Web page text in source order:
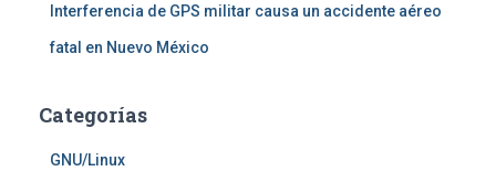
Interferencia de GPS militar causa un accidente aéreo
fatal en Nuevo México
Categorías
GNU/Linux